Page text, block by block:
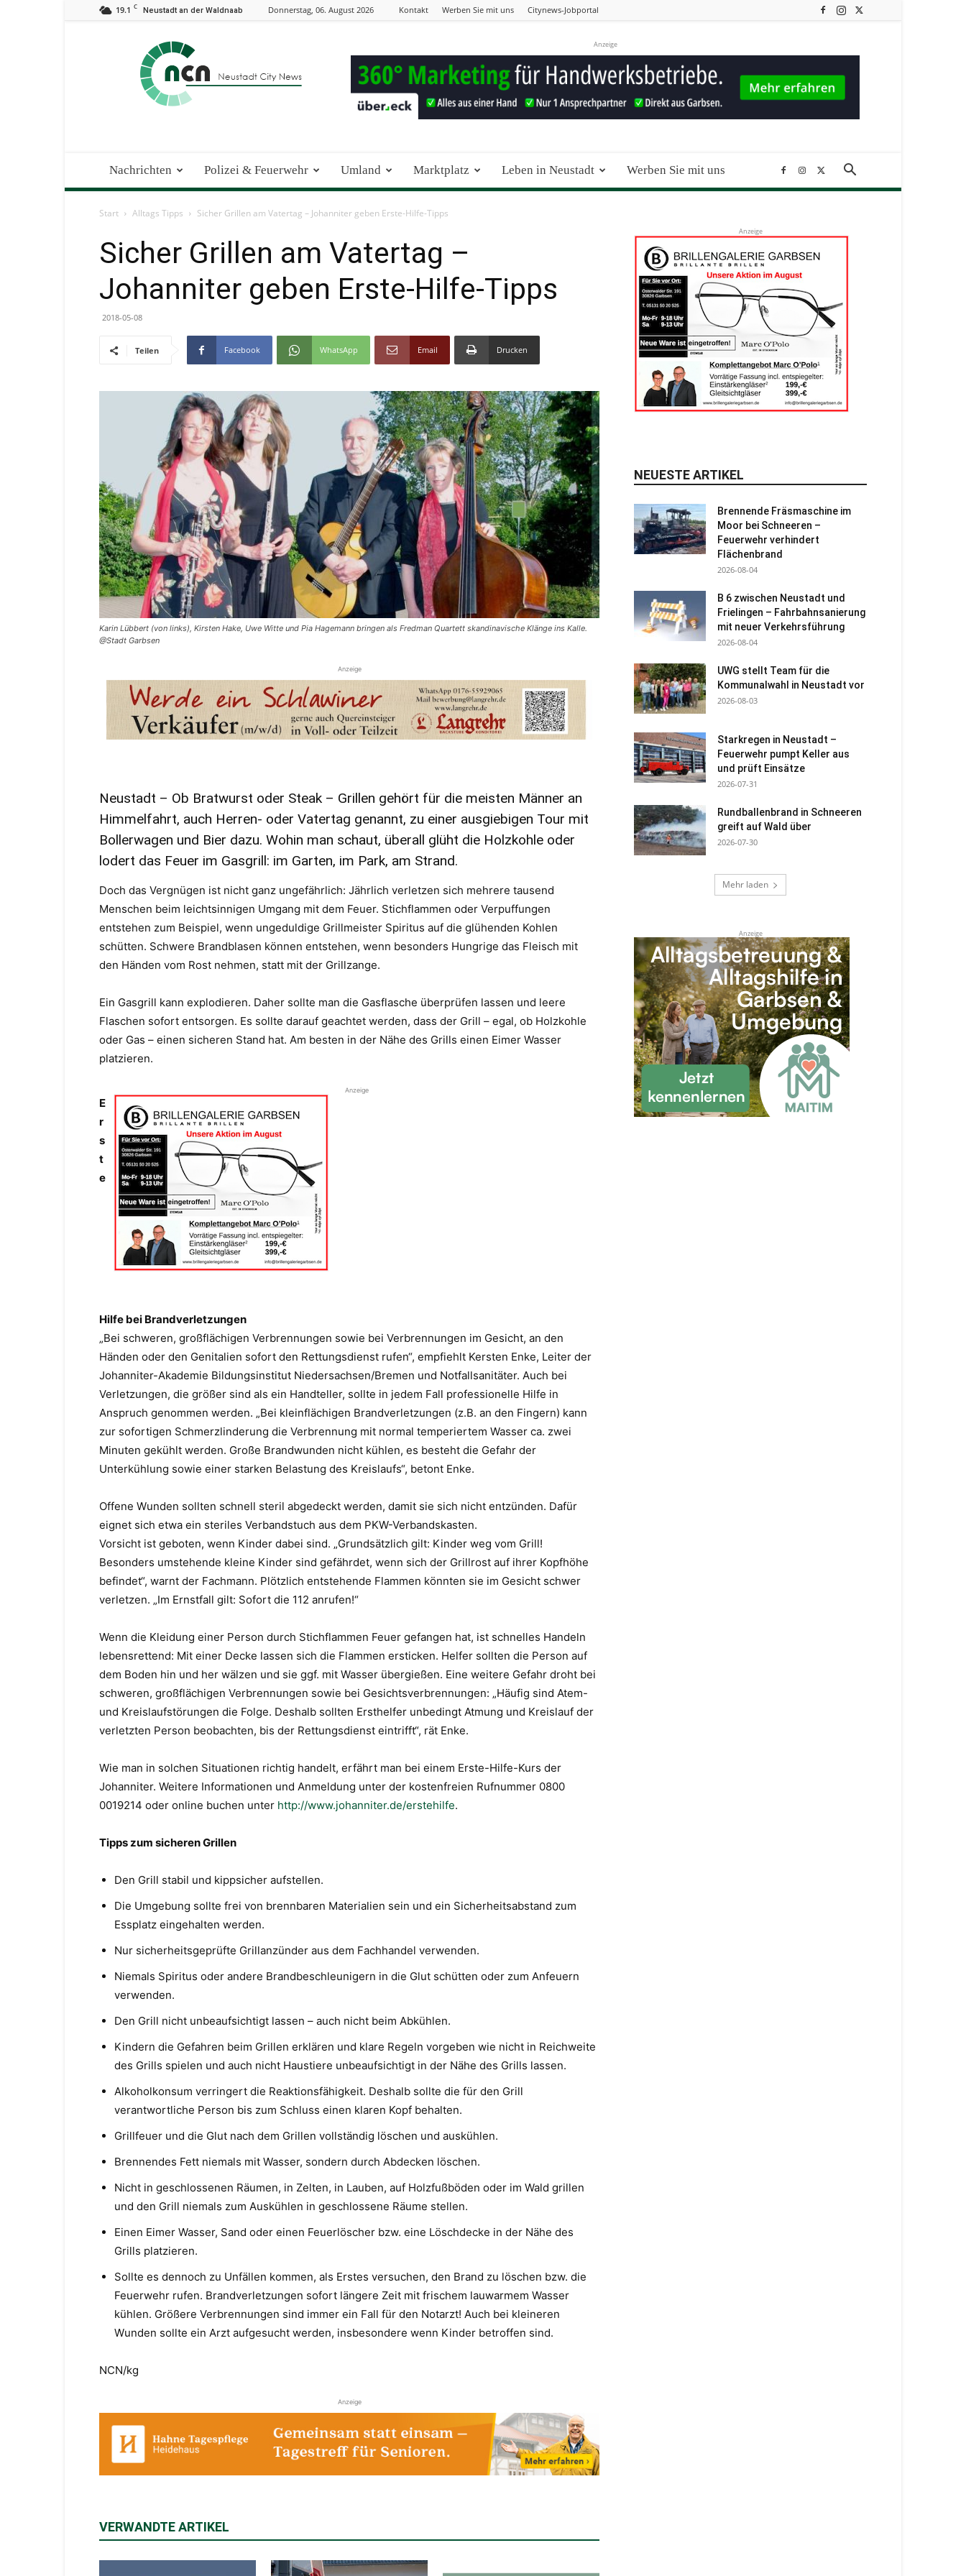
19.1 C Neustadt an der Waldnaab Donnerstag, 06. August 2026 Kontakt Werben Sie mit uns Citynews-Jobportal
News
Anzeige
Nachrichten Polizei & Feuerwehr Umland Marktplatz Leben in Neustadt Werben Sie mit uns
Start Alltags Tipps Sicher Grillen am Vatertag – Johanniter geben Erste-Hilfe-Tipps
Sicher Grillen am Vatertag –
Johanniter geben Erste-Hilfe-Tipps
2018-05-08
Teilen Facebook WhatsApp Email Drucken
Karin Lübbert (von links), Kirsten Hake, Uwe Witte und Pia Hagemann bringen als Fredman Quartett skandinavische Klänge ins Kalle.
@Stadt Garbsen
Anzeige
Neustadt – Ob Bratwurst oder Steak – Grillen gehört für die meisten Männer an
Himmelfahrt, auch Herren- oder Vatertag genannt, zu einer ausgiebigen Tour mit
Bollerwagen und Bier dazu. Wohin man schaut, überall glüht die Holzkohle oder
lodert das Feuer im Gasgrill: im Garten, im Park, am Strand.
Doch das Vergnügen ist nicht ganz ungefährlich: Jährlich verletzen sich mehrere tausend
Menschen beim leichtsinnigen Umgang mit dem Feuer. Stichflammen oder Verpuffungen
entstehen zum Beispiel, wenn ungeduldige Grillmeister Spiritus auf die glühenden Kohlen
schütten. Schwere Brandblasen können entstehen, wenn besonders Hungrige das Fleisch mit
den Händen vom Rost nehmen, statt mit der Grillzange.
Ein Gasgrill kann explodieren. Daher sollte man die Gasflasche überprüfen lassen und leere
Flaschen sofort entsorgen. Es sollte darauf geachtet werden, dass der Grill – egal, ob Holzkohle
oder Gas – einen sicheren Stand hat. Am besten in der Nähe des Grills einen Eimer Wasser
platzieren.
Anzeige
E
r
s
t
e
Hilfe bei Brandverletzungen
„Bei schweren, großflächigen Verbrennungen sowie bei Verbrennungen im Gesicht, an den
Händen oder den Genitalien sofort den Rettungsdienst rufen“, empfiehlt Kersten Enke, Leiter der
Johanniter-Akademie Bildungsinstitut Niedersachsen/Bremen und Notfallsanitäter. Auch bei
Verletzungen, die größer sind als ein Handteller, sollte in jedem Fall professionelle Hilfe in
Anspruch genommen werden. „Bei kleinflächigen Brandverletzungen (z.B. an den Fingern) kann
zur sofortigen Schmerzlinderung die Verbrennung mit normal temperiertem Wasser ca. zwei
Minuten gekühlt werden. Große Brandwunden nicht kühlen, es besteht die Gefahr der
Unterkühlung sowie einer starken Belastung des Kreislaufs“, betont Enke.
Offene Wunden sollten schnell steril abgedeckt werden, damit sie sich nicht entzünden. Dafür
eignet sich etwa ein steriles Verbandstuch aus dem PKW-Verbandskasten.
Vorsicht ist geboten, wenn Kinder dabei sind. „Grundsätzlich gilt: Kinder weg vom Grill!
Besonders umstehende kleine Kinder sind gefährdet, wenn sich der Grillrost auf ihrer Kopfhöhe
befindet“, warnt der Fachmann. Plötzlich entstehende Flammen könnten sie im Gesicht schwer
verletzen. „Im Ernstfall gilt: Sofort die 112 anrufen!“
Wenn die Kleidung einer Person durch Stichflammen Feuer gefangen hat, ist schnelles Handeln
lebensrettend: Mit einer Decke lassen sich die Flammen ersticken. Helfer sollten die Person auf
dem Boden hin und her wälzen und sie ggf. mit Wasser übergießen. Eine weitere Gefahr droht bei
schweren, großflächigen Verbrennungen sowie bei Gesichtsverbrennungen: „Häufig sind Atem-
und Kreislaufstörungen die Folge. Deshalb sollten Ersthelfer unbedingt Atmung und Kreislauf der
verletzten Person beobachten, bis der Rettungsdienst eintrifft“, rät Enke.
Wie man in solchen Situationen richtig handelt, erfährt man bei einem Erste-Hilfe-Kurs der
Johanniter. Weitere Informationen und Anmeldung unter der kostenfreien Rufnummer 0800
0019214 oder online buchen unter http://www.johanniter.de/erstehilfe.
Tipps zum sicheren Grillen
Den Grill stabil und kippsicher aufstellen.
Die Umgebung sollte frei von brennbaren Materialien sein und ein Sicherheitsabstand zum
Essplatz eingehalten werden.
Nur sicherheitsgeprüfte Grillanzünder aus dem Fachhandel verwenden.
Niemals Spiritus oder andere Brandbeschleunigern in die Glut schütten oder zum Anfeuern
verwenden.
Den Grill nicht unbeaufsichtigt lassen – auch nicht beim Abkühlen.
Kindern die Gefahren beim Grillen erklären und klare Regeln vorgeben wie nicht in Reichweite
des Grills spielen und auch nicht Haustiere unbeaufsichtigt in der Nähe des Grills lassen.
Alkoholkonsum verringert die Reaktionsfähigkeit. Deshalb sollte die für den Grill
verantwortliche Person bis zum Schluss einen klaren Kopf behalten.
Grillfeuer und die Glut nach dem Grillen vollständig löschen und auskühlen.
Brennendes Fett niemals mit Wasser, sondern durch Abdecken löschen.
Nicht in geschlossenen Räumen, in Zelten, in Lauben, auf Holzfußböden oder im Wald grillen
und den Grill niemals zum Auskühlen in geschlossene Räume stellen.
Einen Eimer Wasser, Sand oder einen Feuerlöscher bzw. eine Löschdecke in der Nähe des
Grills platzieren.
Sollte es dennoch zu Unfällen kommen, als Erstes versuchen, den Brand zu löschen bzw. die
Feuerwehr rufen. Brandverletzungen sofort längere Zeit mit frischem lauwarmem Wasser
kühlen. Größere Verbrennungen sind immer ein Fall für den Notarzt! Auch bei kleineren
Wunden sollte ein Arzt aufgesucht werden, insbesondere wenn Kinder betroffen sind.
NCN/kg
Anzeige
VERWANDTE ARTIKEL
Anzeige
NEUESTE ARTIKEL
Brennende Fräsmaschine im
Moor bei Schneeren –
Feuerwehr verhindert
Flächenbrand
2026-08-04
B 6 zwischen Neustadt und
Frielingen – Fahrbahnsanierung
mit neuer Verkehrsführung
2026-08-04
UWG stellt Team für die
Kommunalwahl in Neustadt vor
2026-08-03
Starkregen in Neustadt –
Feuerwehr pumpt Keller aus
und prüft Einsätze
2026-07-31
Rundballenbrand in Schneeren
greift auf Wald über
2026-07-30
Mehr laden
Anzeige